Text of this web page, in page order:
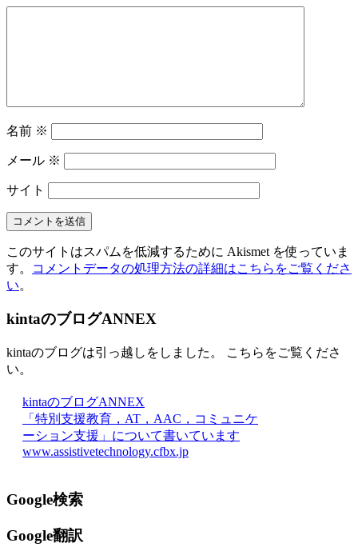
名前 ※
メール ※
サイト
このサイトはスパムを低減するために Akismet を使っていま
す。
コメントデータの処理方法の詳細はこちらをご覧くださ
い。
kintaのブログANNEX
kintaのブログは引っ越しをしました。 こちらをご覧くださ
い。
kintaのブログANNEX
「特別支援教育，AT，AAC，コミュニケ
ーション支援」について書いています
www.assistivetechnology.cfbx.jp
Google検索
Google翻訳